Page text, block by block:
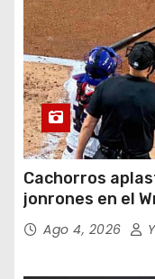
Cachorros
jonrones en el
Ago 4, 2026